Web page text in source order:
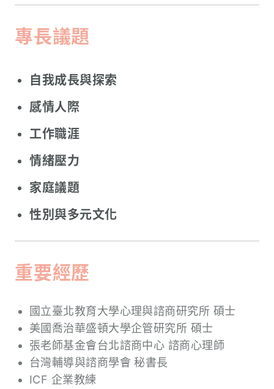
專長議題
自我成長與探索
感情人際
工作職涯
情緒壓力
家庭議題
性別與多元文化
重要經歷
國立臺北教育大學心理與諮商研究所 碩士
美國喬治華盛頓大學企管研究所 碩士
張老師基金會台北諮商中心 諮商心理師
台灣輔導與諮商學會 秘書長
ICF 企業教練